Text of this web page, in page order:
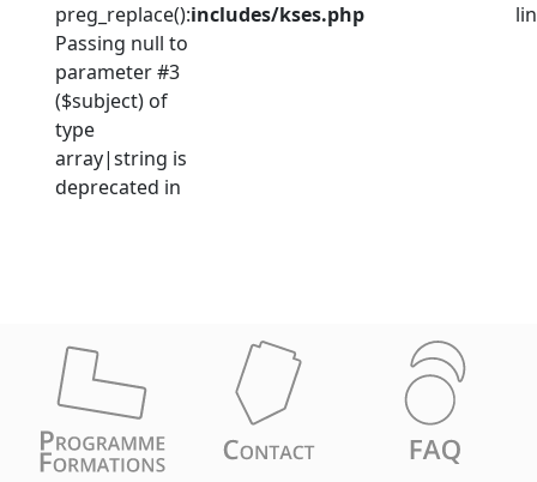
preg_replace():
Passing null to
parameter #3
($subject) of
type
array|string is
deprecated in
includes/kses.php